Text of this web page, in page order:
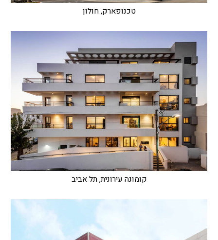
טכנופארק, חולון
קומונה עירונית, תל אביב